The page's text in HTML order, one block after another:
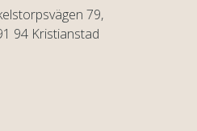
79,
94 Kristianstad